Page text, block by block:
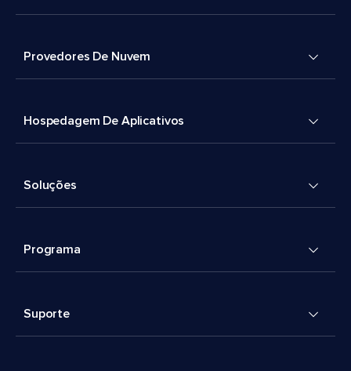
Provedores De Nuvem
Hospedagem De Aplicativos
Soluções
Programa
Suporte